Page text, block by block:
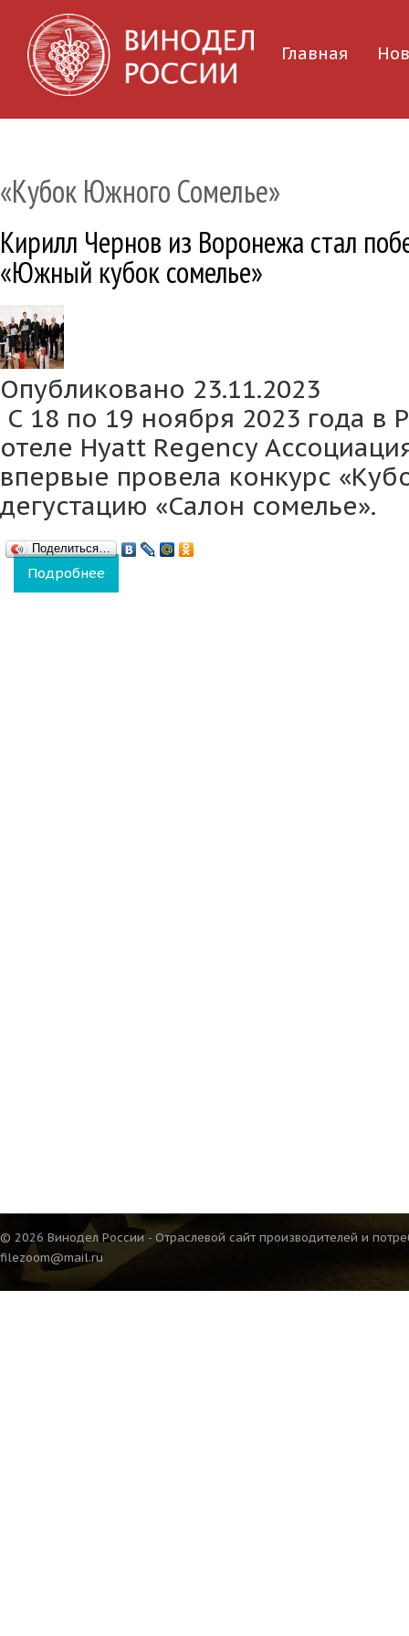
Главная
«Кубок Южного Сомелье»
Кирилл Чернов из Воронежа стал
«Южный кубок сомелье»
Опубликовано 23.11.2023
С 18 по 19 ноября 2023 года в
отеле Hyatt Regency
впервые провела конкурс
дегустацию «Салон сомелье».
Поделиться…
Подробнее
© 2026 Винодел России - Отраслевой сайт производителей и
filezoom@mail.ru